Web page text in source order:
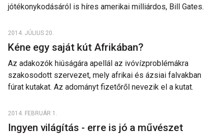
jótékonykodásáról is híres amerikai milliárdos, Bill Gates.
2014. JÚLIUS 20.
Kéne egy saját kút Afrikában?
Az adakozók hiúságára apellál az ivóvízproblémákra
szakosodott szervezet, mely afrikai és ázsiai falvakban
fúrat kutakat. Az adományt fizetőről nevezik el a kutat.
2014. FEBRUÁR 1.
Ingyen világítás - erre is jó a művészet